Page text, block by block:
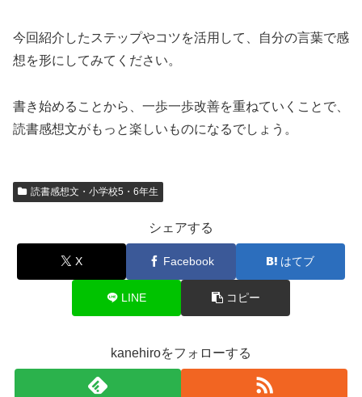
今回紹介したステップやコツを活用して、自分の言葉で感
想を形にしてみてください。
書き始めることから、一歩一歩改善を重ねていくことで、
読書感想文がもっと楽しいものになるでしょう。
読書感想文・小学校5・6年生
シェアする
X Facebook はてブ
LINE コピー
kanehiroをフォローする